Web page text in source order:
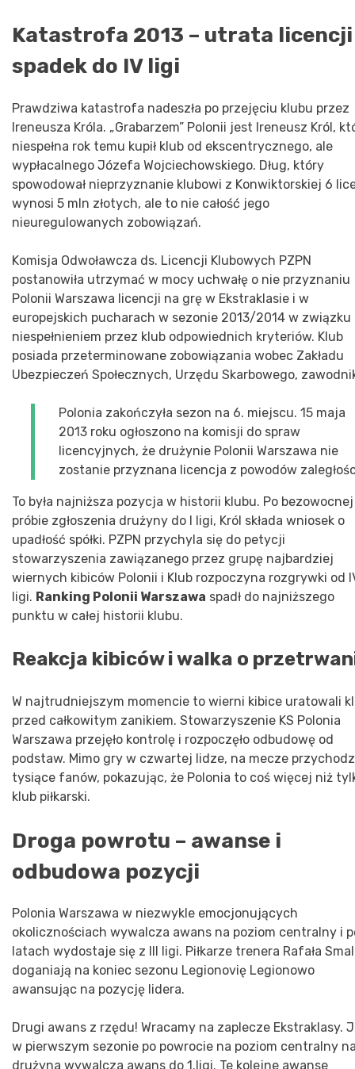
Katastrofa 2013 – utrata
spadek do IV ligi
Prawdziwa katastrofa nadeszła po przejęciu klubu przez
Ireneusza Króla. „Grabarzem” Polonii jest Ireneusz Król,
niespełna rok temu kupił klub od ekscentrycznego, ale
wypłacalnego Józefa Wojciechowskiego. Dług, który
spowodował nieprzyznanie klubowi z Konwiktorskiej 6
wynosi 5 mln złotych, ale to nie całość jego
nieuregulowanych zobowiązań.
Komisja Odwoławcza ds. Licencji Klubowych PZPN
postanowiła utrzymać w mocy uchwałę o nie przyznaniu
Polonii Warszawa licencji na grę w Ekstraklasie i w
europejskich pucharach w sezonie 2013/2014 w związku
niespełnieniem przez klub odpowiednich kryteriów. Klub
posiada przeterminowane zobowiązania wobec Zakładu
Ubezpieczeń Społecznych, Urzędu Skarbowego,
Polonia zakończyła sezon na 6. miejscu. 15 maja
2013 roku ogłoszono na komisji do spraw
licencyjnych, że drużynie Polonii Warszawa nie
zostanie przyznana licencja z powodów
To była najniższa pozycja w historii klubu. Po bezowocnej
próbie zgłoszenia drużyny do I ligi, Król składa wniosek o
upadłość spółki. PZPN przychyla się do petycji
stowarzyszenia zawiązanego przez grupę najbardziej
wiernych kibiców Polonii i Klub rozpoczyna rozgrywki od
ligi. Ranking Polonii Warszawa spadł do najniższego
punktu w całej historii klubu.
Reakcja kibiców i walka o
W najtrudniejszym momencie to wierni kibice uratowali
przed całkowitym zanikiem. Stowarzyszenie KS Polonia
Warszawa przejęło kontrolę i rozpoczęło odbudowę od
podstaw. Mimo gry w czwartej lidze, na mecze
tysiące fanów, pokazując, że Polonia to coś więcej niż
klub piłkarski.
Droga powrotu – awanse i
odbudowa pozycji
Polonia Warszawa w niezwykle emocjonujących
okolicznościach wywalcza awans na poziom centralny i
latach wydostaje się z III ligi. Piłkarze trenera Rafała
doganiają na koniec sezonu Legionovię Legionowo
awansując na pozycję lidera.
Drugi awans z rzędu! Wracamy na zaplecze Ekstraklasy.
w pierwszym sezonie po powrocie na poziom centralny
drużyna wywalcza awans do 1.ligi. Te kolejne awanse